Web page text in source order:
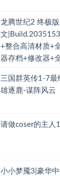
龙腾世纪2 终极
文
+整合高清材质+
器存档+修改器+
三国群英传1-7最
雄逐鹿-谋阵风云
请做coser的主人
小小梦魇3|豪华